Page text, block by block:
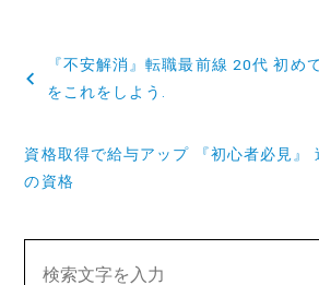
稿
ビ
『不安解消』転職最前線 20代 初め
をこれをしよう.
資格取得で給与アップ 『初心者必見』
の資格